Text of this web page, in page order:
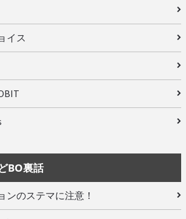
イス
BO裏話
ンのステマに注意！